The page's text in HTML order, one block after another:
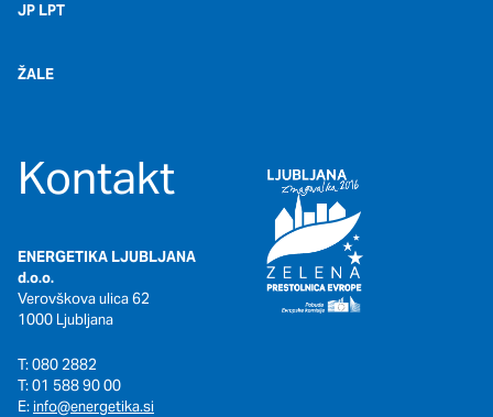
JP LPT
ŽALE
Kontakt
ENERGETIKA LJUBLJANA
d.o.o.
Verovškova ulica 62
1000 Ljubljana
T: 080 2882
T: 01 588 90 00
E:info@energetika.si